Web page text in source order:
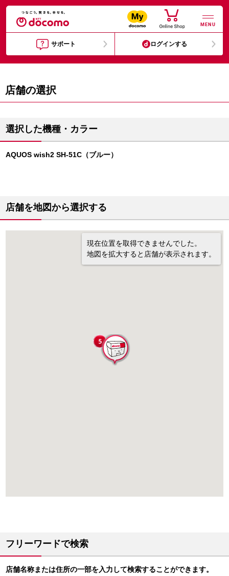
MENU
サポート ログインする
店舗の選択
選択した機種・カラー
AQUOS wish2 SH-51C（ブルー）
店舗を地図から選択する
現在位置を取得できませんでした。
地図を拡大すると店舗が表示されます。
フリーワードで検索
店舗名称または住所の一部を入力して検索することができます。